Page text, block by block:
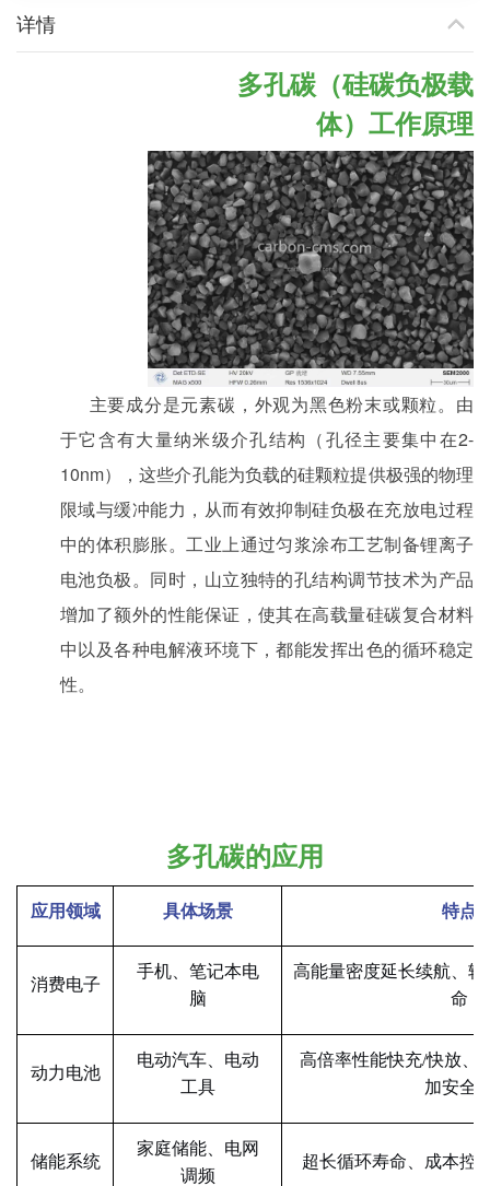
详情
多孔碳（硅碳负极载
体） 工作原理
主要成分是元素碳，外观为黑色粉末或颗粒。由
于它含有大量纳米级介孔结构（孔径主要集中在2-
10nm），这些介孔能为负载的硅颗粒提供极强的物理
限域与缓冲能力，从而有效抑制硅负极在充放电过程
中的体积膨胀。工业上通过匀浆涂布工艺制备锂离子
电池负极。同时，山立独特的孔结构调节技术为产品
增加了额外的性能保证，使其在高载量硅碳复合材料
中以及各种电解液环境下，都能发挥出色的循环稳定
性。
多孔碳的应用
应用领域 具体场景 特点
消费电子
手机、笔记本电
脑
高能量密度延长续航、
命
动力电池
电动汽车、电动
工具
高倍率性能快充/快放、
加安全
储能系统
家庭储能、电网
调频
超长循环寿命、成本控